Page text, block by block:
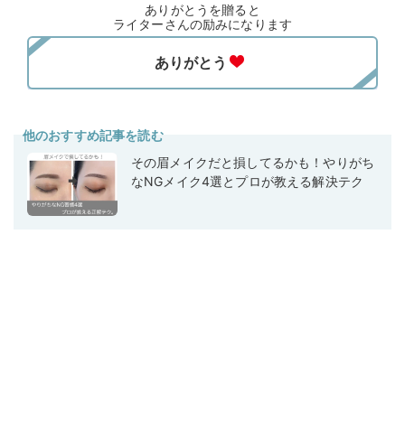
ありがとうを贈ると
ライターさんの励みになります
他のおすすめ記事を読む
その眉メイクだと損してるかも！やりがち
なNGメイク4選とプロが教える解決テク